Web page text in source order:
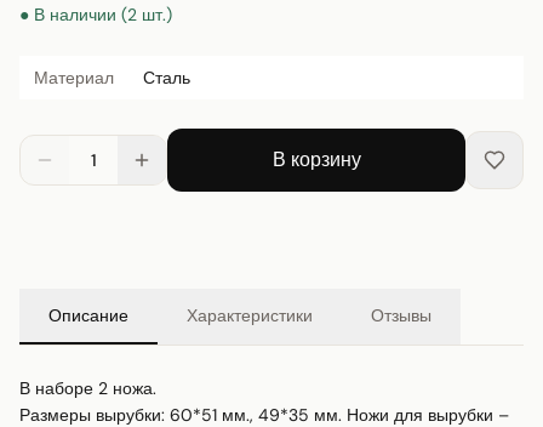
● В наличии (2 шт.)
Материал Сталь
1 В корзину
Описание Характеристики Отзывы
В наборе 2 ножа.
Размеры вырубки: 60*51 мм., 49*35 мм. Ножи для вырубки –